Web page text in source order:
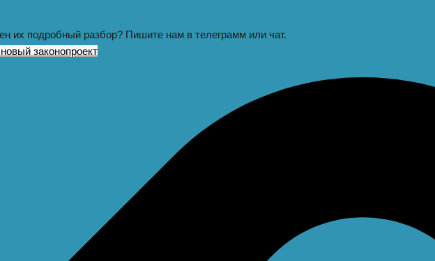
их подробный разбор? Пишите нам в телеграмм или чат.
законопроект